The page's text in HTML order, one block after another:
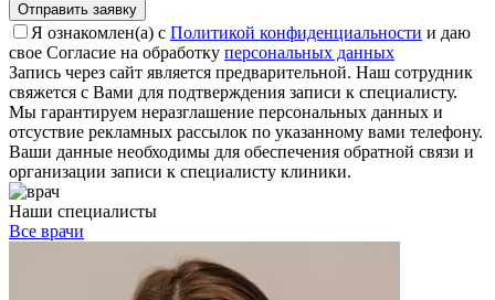
Отправить заявку
Я ознакомлен(а) с Политикой конфиденциальности и даю
свое Согласие на обработку персональных данных
Запись через сайт является предварительной. Наш сотрудник
свяжется с Вами для подтверждения записи к специалисту.
Мы гарантируем неразглашение персональных данных и
отсуствие рекламных рассылок по указанному вами телефону.
Ваши данные необходимы для обеспечения обратной связи и
организации записи к специалисту клиники.
Наши специалисты
Все врачи